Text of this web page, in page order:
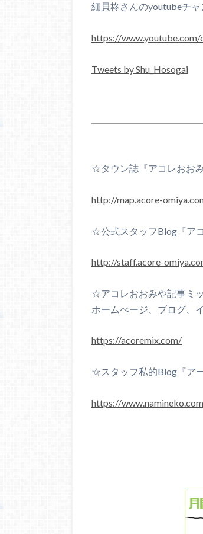
細貝柊さんのyoutubeチ
https://www.youtube.com/
Tweets by Shu_Hosogai
☆タウン誌『アコレおお
http://map.acore-
☆公式スタッフBlog『ア
http://staff.acore-
☆アコレおおみや記事ミ
ホームぺージ、ブログ、
https://acoremix.com/
☆スタッフ私的Blog『ア
https://